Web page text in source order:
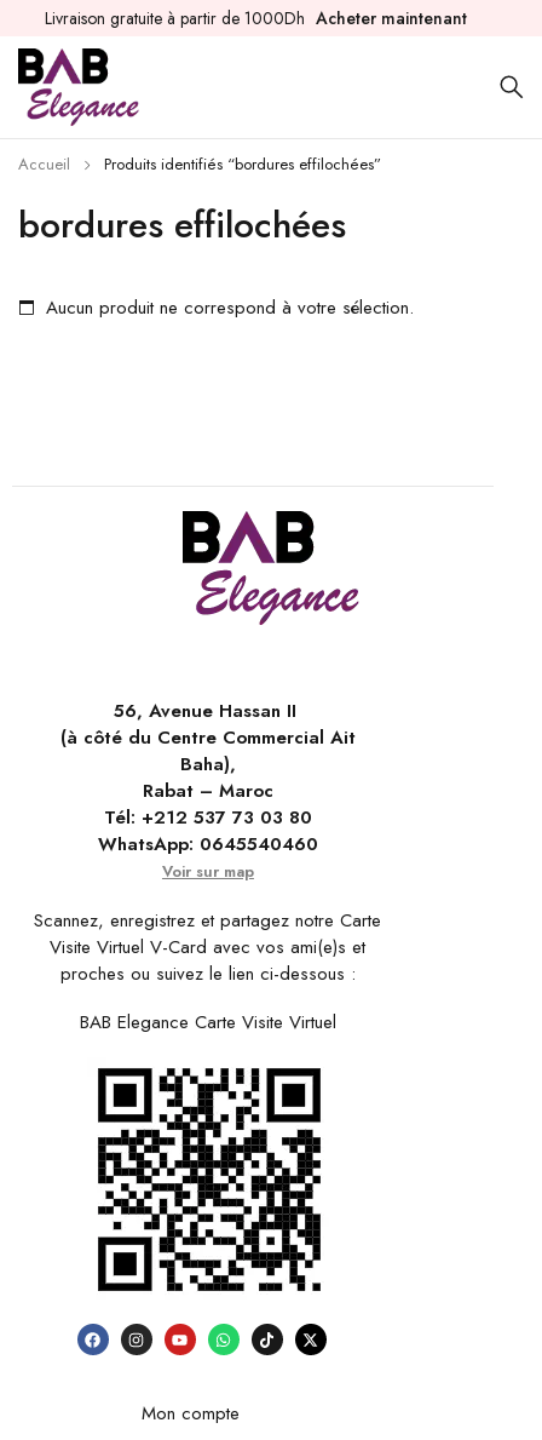
Livraison gratuite à partir de 1000Dh Acheter maintenant
bordures effilochées
Accueil Produits identifiés “bordures effilochées”
Aucun produit ne correspond à votre sélection.
56, Avenue Hassan II
(à côté du Centre Commercial Ait
Baha),
Rabat – Maroc
Tél: +212 537 73 03 80
WhatsApp: 0645540460
Voir sur map
Scannez, enregistrez et partagez notre Carte
Visite Virtuel V-Card avec vos ami(e)s et
proches ou suivez le lien ci-dessous :
BAB Elegance Carte Visite Virtuel
Mon compte